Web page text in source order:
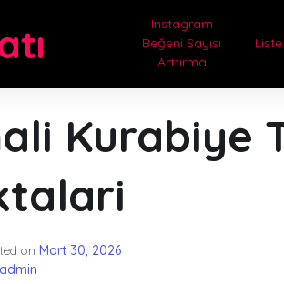
Instagram
Beğeni Sayısı
Arttırma
Liste
Kurabiye
on Mart 30, 2026
admin